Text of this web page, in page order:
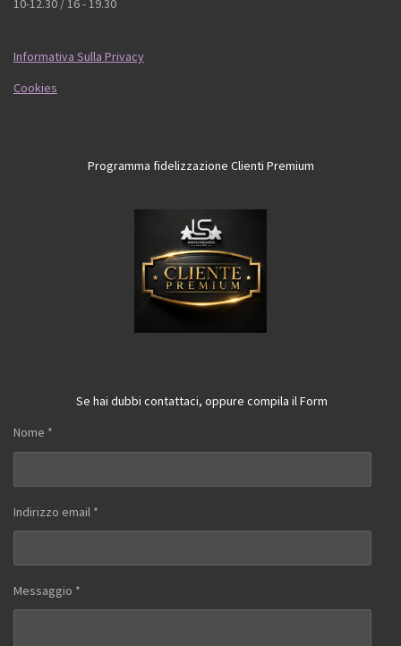
10-12.30 / 16 - 19.30
Informativa Sulla Privacy
Cookies
Programma fidelizzazione Clienti Premium
Se hai dubbi contattaci, oppure compila il Form
Nome *
Indirizzo email *
Messaggio *